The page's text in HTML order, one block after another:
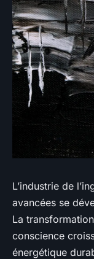
L’industrie de
avancées se
La
conscience
énergétique